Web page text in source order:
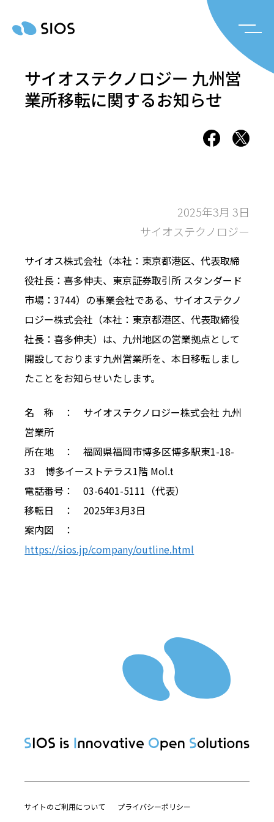
サイオステクノロジー 九州営
業所移転に関するお知らせ
2025年3月 3日
サイオステクノロジー
サイオス株式会社（本社：東京都港区、代表取締
役社長：喜多伸夫、東京証券取引所 スタンダード
市場：3744）の事業会社である、サイオステクノ
ロジー株式会社（本社：東京都港区、代表取締役
社長：喜多伸夫）は、九州地区の営業拠点として
開設しております九州営業所を、本日移転しまし
たことをお知らせいたします。
名 称 ： サイオステクノロジー株式会社 九州
営業所
所在地 ： 福岡県福岡市博多区博多駅東1-18-
33 博多イーストテラス1階 Mol.t
電話番号： 03-6401-5111（代表）
移転日 ： 2025年3月3日
案内図 ：
https://sios.jp/company/outline.html
サイトのご利用について プライバシーポリシー